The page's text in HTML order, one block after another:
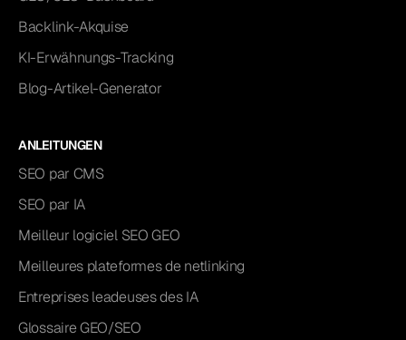
Backlink-Akquise
KI-Erwähnungs-Tracking
Blog-Artikel-Generator
ANLEITUNGEN
SEO par CMS
SEO par IA
Meilleur logiciel SEO GEO
Meilleures plateformes de netlinking
Entreprises leadeuses des IA
Glossaire GEO/SEO